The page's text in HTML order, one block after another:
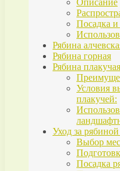
Описание
Посадка и
Рябина
Рябина горная
Рябина плакучая
Условия
плакучей:
Уход за
Выбор
Посадка